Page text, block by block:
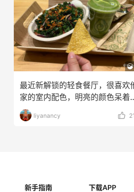
最近新解锁的轻食餐厅，很喜欢
家的室内配色，明亮的颜色呆着
舒服，而且很多牛油果
liyanancy
新手指南 下载APP